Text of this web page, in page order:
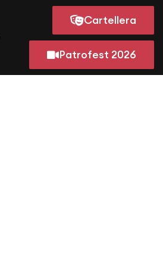
Cartellera
Patrofest 2026